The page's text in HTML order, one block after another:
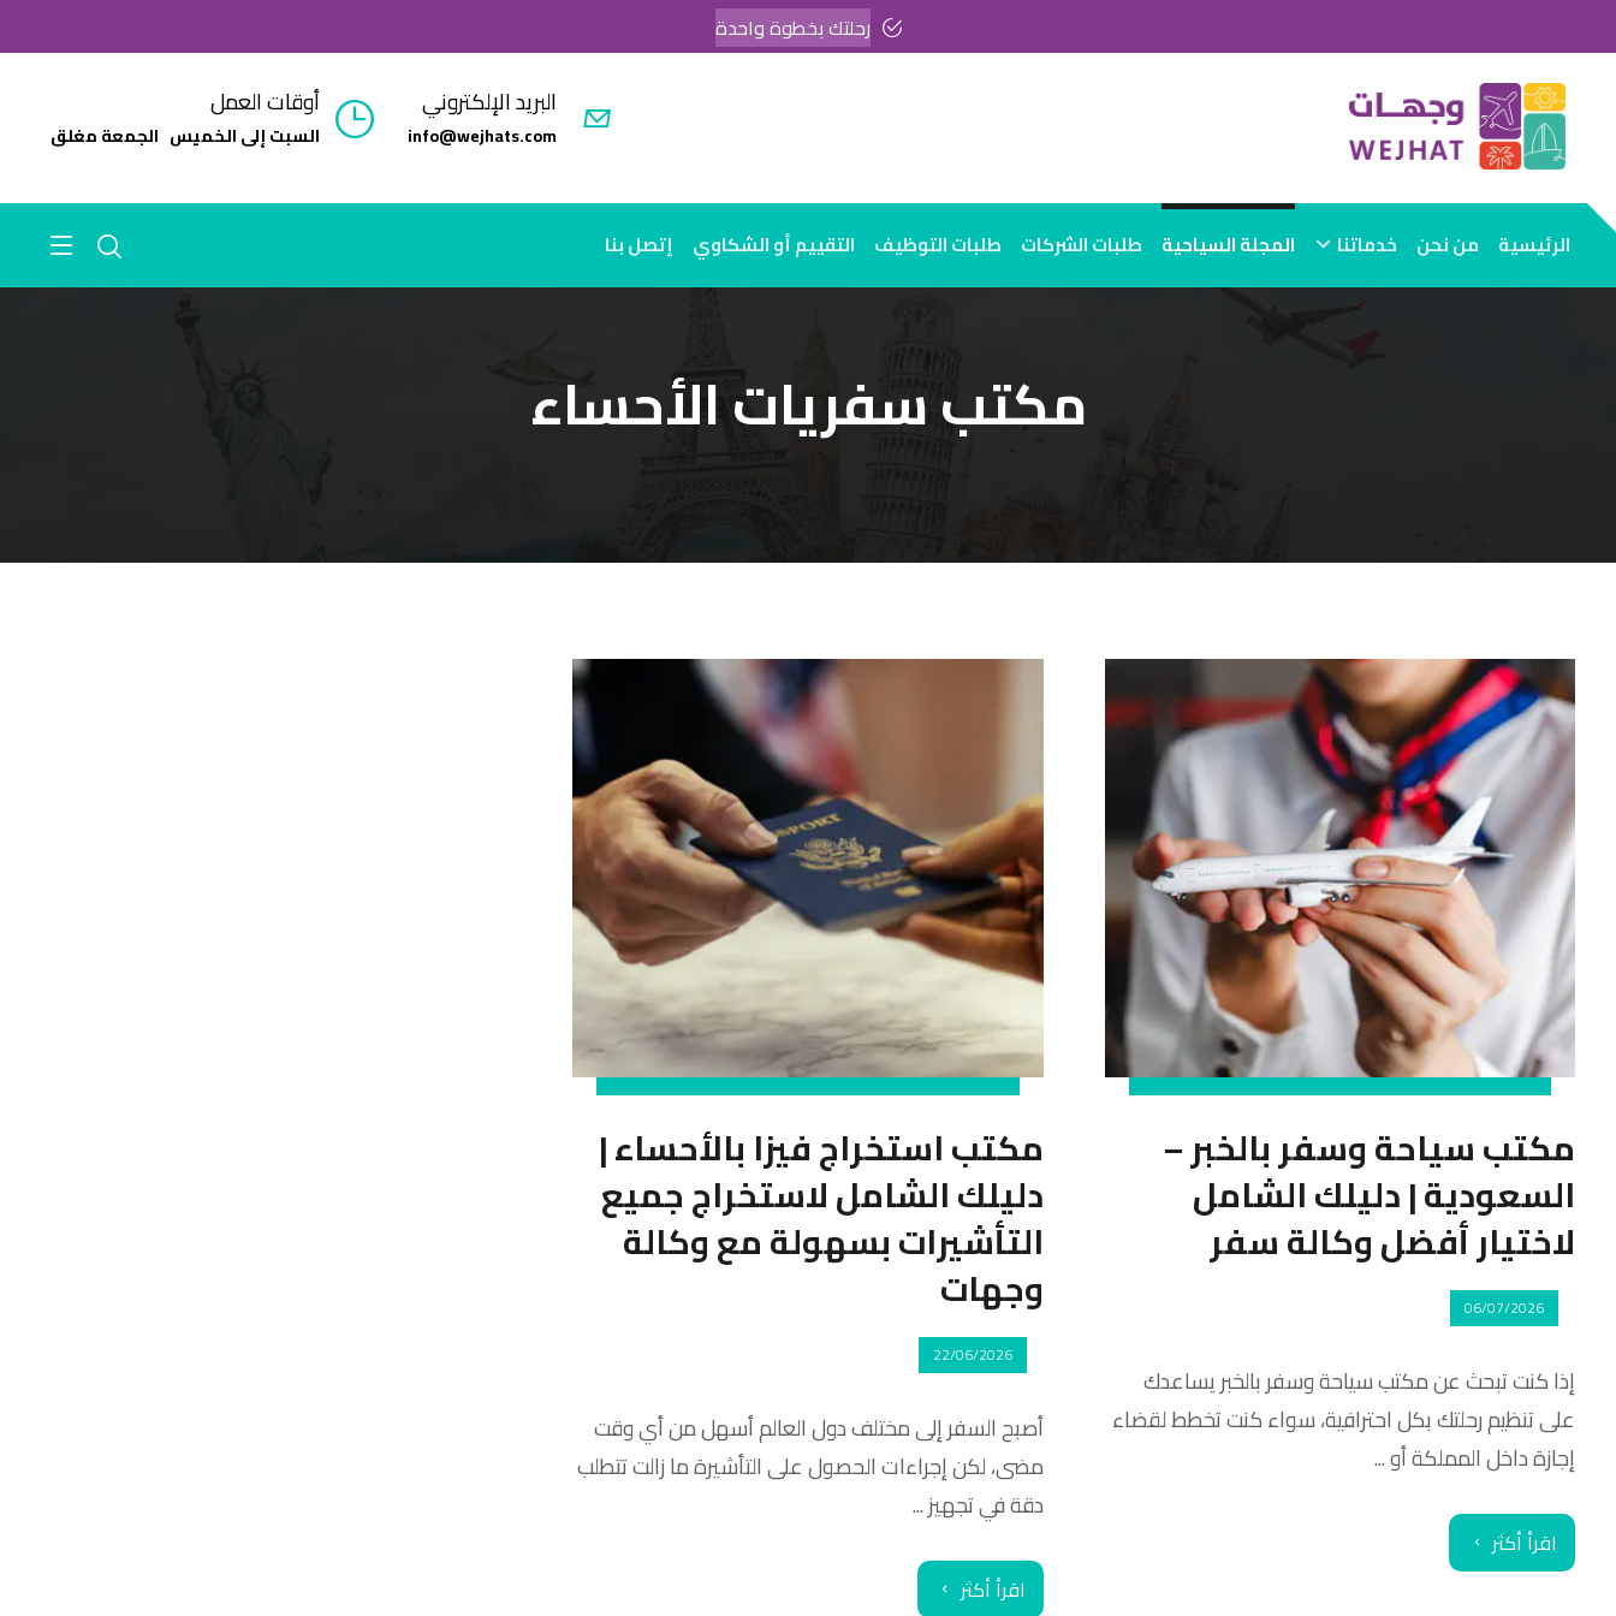
رحلتك بخطوة واحدة
أوقات العمل
السبت إلى الخميس الجمعة مغلق
البريد الإلكتروني
info@wejhats.com
الرئيسية من نحن خدماتنا المجلة السياحية طلبات الشركات طلبات التوظيف التقييم أو الشكاوي إتصل بنا
مكتب سفريات الأحساء
مكتب سياحة وسفر بالخبر –
السعودية | دليلك الشامل
لاختيار أفضل وكالة سفر
06/07/2026
إذا كنت تبحث عن مكتب سياحة وسفر بالخبر يساعدك
على تنظيم رحلتك بكل احترافية، سواء كنت تخطط لقضاء
إجازة داخل المملكة أو ...
اقرأ أكثر
مكتب استخراج فيزا بالأحساء |
دليلك الشامل لاستخراج جميع
التأشيرات بسهولة مع وكالة
وجهات
22/06/2026
أصبح السفر إلى مختلف دول العالم أسهل من أي وقت
مضى، لكن إجراءات الحصول على التأشيرة ما زالت تتطلب
دقة في تجهيز ...
اقرأ أكثر